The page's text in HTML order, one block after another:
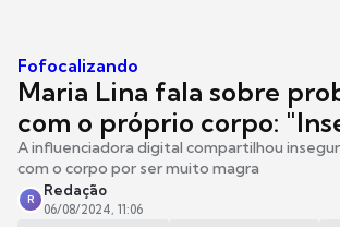
Fofocalizando
Maria Lina fala sobre
com o próprio corpo:
A influenciadora digital compartilhou
com o corpo por ser muito magra
R
Redação
06/08/2024, 11:06